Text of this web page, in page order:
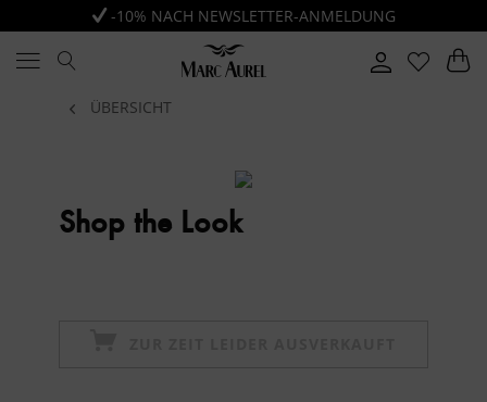
-10% NACH NEWSLETTER-ANMELDUNG
ÜBERSICHT
Shop the Look